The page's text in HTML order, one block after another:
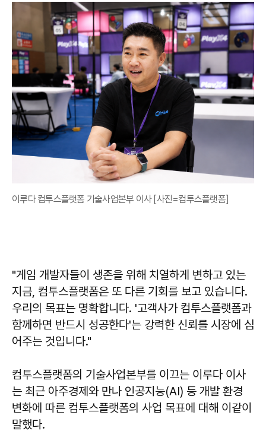
이루다 컴투스플랫폼 기술사업본부 이사 [사진=컴투스플랫폼]
"게임 개발자들이 생존을 위해 치열하게 변하고 있는
지금, 컴투스플랫폼은 또 다른 기회를 보고 있습니다.
우리의 목표는 명확합니다. '고객사가 컴투스플랫폼과
함께하면 반드시 성공한다'는 강력한 신뢰를 시장에 심
어주는 것입니다."
컴투스플랫폼의 기술사업본부를 이끄는 이루다 이사
는 최근 아주경제와 만나 인공지능(AI) 등 개발 환경
변화에 따른 컴투스플랫폼의 사업 목표에 대해 이같이
말했다.